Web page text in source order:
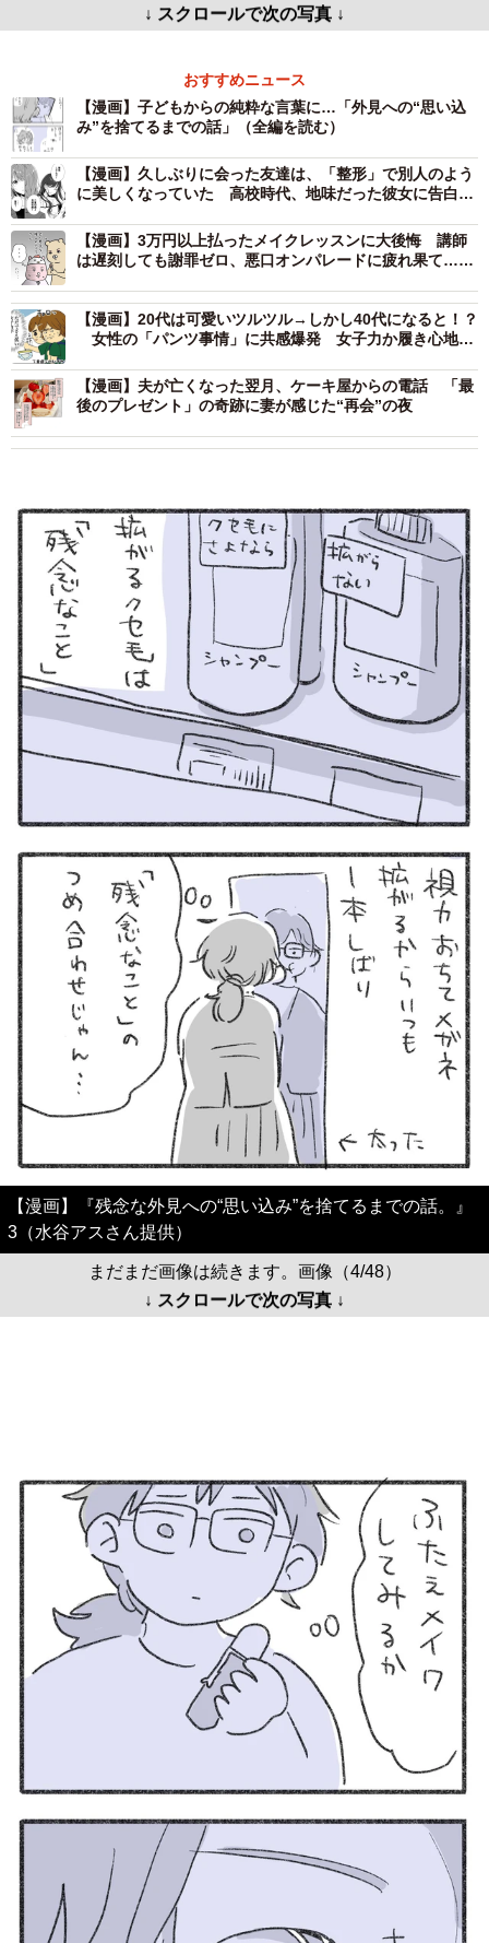
↓ スクロールで次の写真 ↓
おすすめニュース
【漫画】子どもからの純粋な言葉に…「外見への“思い込
み”を捨てるまでの話」（全編を読む）
【漫画】久しぶりに会った友達は、「整形」で別人のよう
に美しくなっていた 高校時代、地味だった彼女に告白さ
【漫画】3万円以上払ったメイクレッスンに大後悔 講師
は遅刻しても謝罪ゼロ、悪口オンパレードに疲れ果て…帰
【漫画】20代は可愛いツルツル→しかし40代になると！？
女性の「パンツ事情」に共感爆発 女子力か履き心地
【漫画】夫が亡くなった翌月、ケーキ屋からの電話 「最
後のプレゼント」の奇跡に妻が感じた“再会”の夜
【漫画】『残念な外見への“思い込み”を捨てるまでの話。』
3（水谷アスさん提供）
まだまだ画像は続きます。画像（4/48）
↓ スクロールで次の写真 ↓